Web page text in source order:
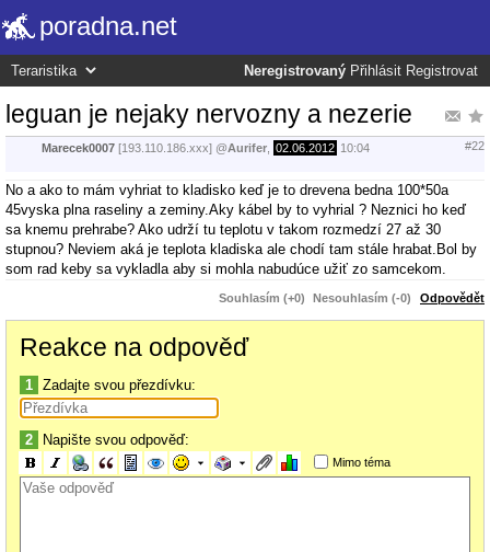
poradna.net
Neregistrovaný Přihlásit Registrovat
leguan je nejaky nervozny a nezerie
Marecek0007 [193.110.186.xxx] @Aurifer 02.06.2012 10:04 #22
No a ako to mám vyhriat to kladisko keď je to drevena bedna 100*50a
45vyska plna raseliny a zeminy.Aky kábel by to vyhrial ? Neznici ho keď
sa knemu prehrabe? Ako udrží tu teplotu v takom rozmedzí 27 až 30
stupnou? Neviem aká je teplota kladiska ale chodí tam stále hrabat.Bol by
som rad keby sa vykladla aby si mohla nabudúce užiť zo samcekom.
Souhlasím (+0) Nesouhlasím (-0) Odpovědět
Reakce na odpověď
1 Zadajte svou přezdívku:
2 Napište svou odpověď:
Mimo téma